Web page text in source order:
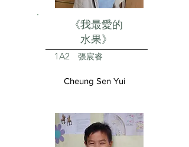
《我最愛的
水果》
1A2 張宸睿
Cheung Sen Yui